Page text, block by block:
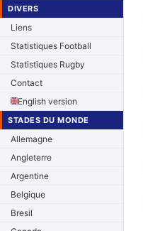
DIVERS
Liens
Statistiques Football
Statistiques Rugby
Contact
English version
STADES DU MONDE
Allemagne
Angleterre
Argentine
Belgique
Bresil